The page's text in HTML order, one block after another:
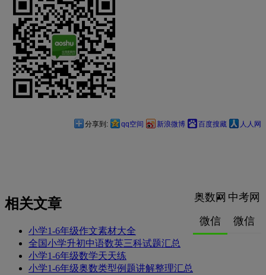
分享到: qq空间 新浪微博 百度搜藏 人人网
相关文章
小学1-6年级作文素材大全
全国小学升初中语数英三科试题汇总
小学1-6年级数学天天练
小学1-6年级奥数类型例题讲解整理汇总
奥数网
微信
中考网
微信